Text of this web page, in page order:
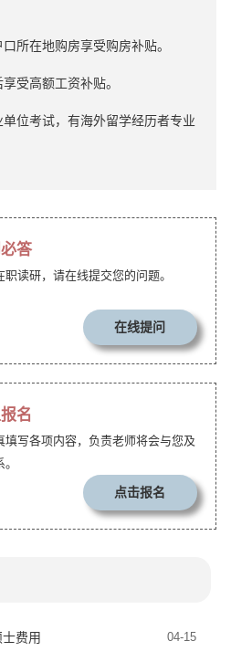
所在地购房享受购房补贴。
受高额工资补贴。
位考试，有海外留学经历者专业
答
职读研，请在线提交您的问题。
在线提问
名
填写各项内容，负责老师将会与您及
点击报名
费用 04-15